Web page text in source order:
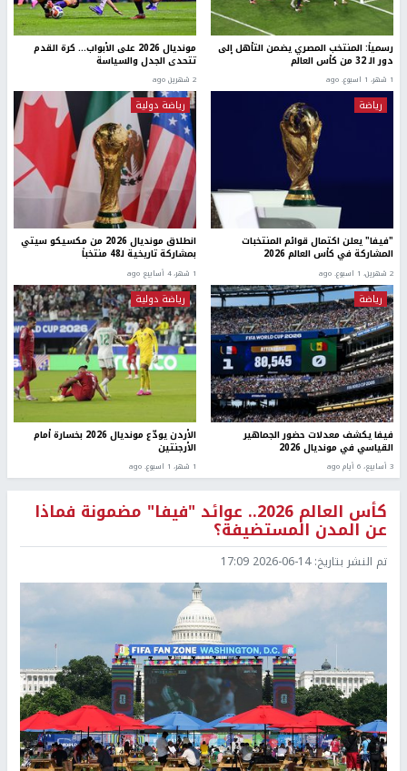
رسمياً: المنتخب المصري يضمن التأهل إلى
دور الـ 32 من كأس العالم
1 شهر، 1 اسبوع. ago
مونديال 2026 على الأبواب... كرة القدم
تتحدى الجدل والسياسة
2 شهرين ago
رياضة
"فيفا" يعلن اكتمال قوائم المنتخبات
المشاركة في كأس العالم 2026
2 شهرين، 1 اسبوع. ago
رياضة دولية
انطلاق مونديال 2026 من مكسيكو سيتي
بمشاركة تاريخية لـ48 منتخباً
1 شهر، 4 أسابيع ago
رياضة
فيفا يكشف معدلات حضور الجماهير
القياسي في مونديال 2026
3 أسابيع، 6 أيام ago
رياضة دولية
الأردن يودّع مونديال 2026 بخسارة أمام
الأرجنتين
1 شهر، 1 اسبوع. ago
كأس العالم 2026.. عوائد "فيفا" مضمونة فماذا
عن المدن المستضيفة؟
تم النشر بتاريخ:2026-06-14 17:09